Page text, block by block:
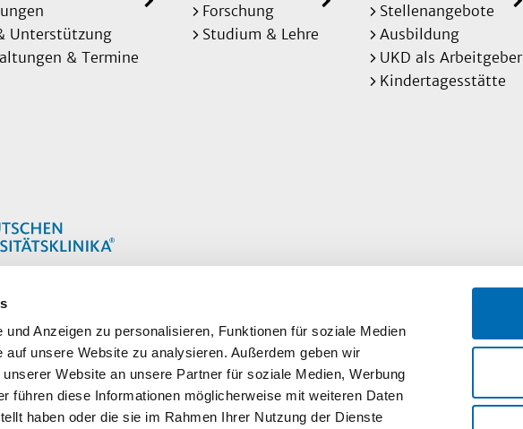
Anzeigen zu personalisieren, Funktionen für soziale Medien
auf unsere Website zu analysieren. Außerdem geben wir
Website an unsere Partner für soziale Medien, Werbung
führen diese Informationen möglicherweise mit weiteren Daten
haben oder die sie im Rahmen Ihrer Nutzung der Dienste
Unterstützung
& Termine
Forschung
Studium & Lehre
Stellenangebote
Ausbildung
UKD als Arbeitgeber
Kindertagesstätte